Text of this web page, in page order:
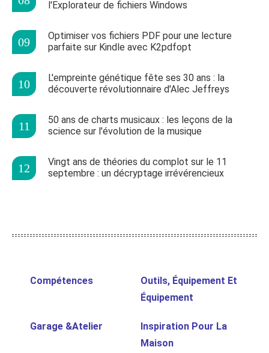
l'Explorateur de fichiers Windows
Optimiser vos fichiers PDF pour une lecture
parfaite sur Kindle avec K2pdfopt
L'empreinte génétique fête ses 30 ans : la
découverte révolutionnaire d'Alec Jeffreys
50 ans de charts musicaux : les leçons de la
science sur l'évolution de la musique
Vingt ans de théories du complot sur le 11
septembre : un décryptage irrévérencieux
Compétences
Outils, Équipement Et
Équipement
Garage &Atelier
Inspiration Pour La
Maison